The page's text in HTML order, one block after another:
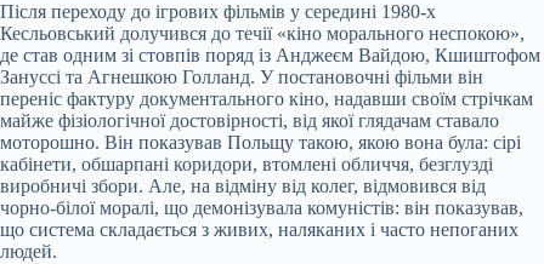
Після переходу до ігрових фільмів у середині 1980-х
Кесльовський долучився до течії «кіно морального неспокою»,
де став одним зі стовпів поряд із Анджеєм Вайдою, Кшиштофом
Зануссі та Агнешкою Голланд. У постановочні фільми він
переніс фактуру документального кіно, надавши своїм стрічкам
майже фізіологічної достовірності, від якої глядачам ставало
моторошно. Він показував Польщу такою, якою вона була: сірі
кабінети, обшарпані коридори, втомлені обличчя, безглузді
виробничі збори. Але, на відміну від колег, відмовився від
чорно-білої моралі, що демонізувала комуністів: він показував,
що система складається з живих, наляканих і часто непоганих
людей.